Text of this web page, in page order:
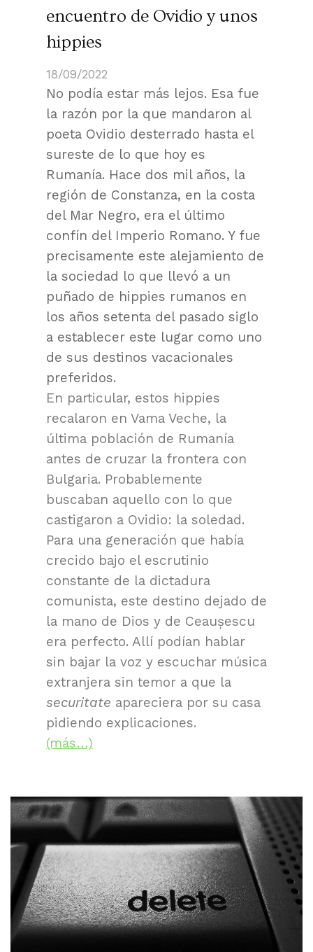
encuentro de Ovidio y unos
hippies
18/09/2022
No podía estar más lejos. Esa fue
la razón por la que mandaron al
poeta Ovidio desterrado hasta el
sureste de lo que hoy es
Rumanía. Hace dos mil años, la
región de Constanza, en la costa
del Mar Negro, era el último
confín del Imperio Romano. Y fue
precisamente este alejamiento de
la sociedad lo que llevó a un
puñado de hippies rumanos en
los años setenta del pasado siglo
a establecer este lugar como uno
de sus destinos vacacionales
preferidos.
En particular, estos hippies
recalaron en Vama Veche, la
última población de Rumanía
antes de cruzar la frontera con
Bulgaria. Probablemente
buscaban aquello con lo que
castigaron a Ovidio: la soledad.
Para una generación que había
crecido bajo el escrutinio
constante de la dictadura
comunista, este destino dejado de
la mano de Dios y de Ceaușescu
era perfecto. Allí podían hablar
sin bajar la voz y escuchar música
extranjera sin temor a que la
securitate apareciera por su casa
pidiendo explicaciones.
(más…)